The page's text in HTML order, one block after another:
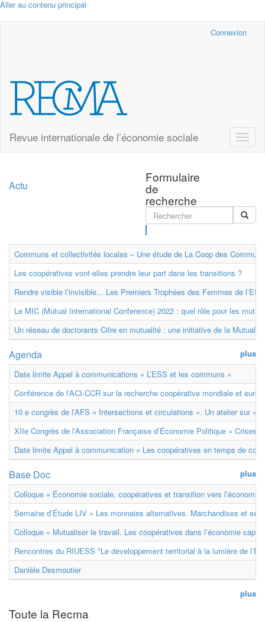
Aller au contenu principal
Connexion
Revue internationale de l’économie sociale
Toggle
Formulaire
de
recherche
Actu
Communs et collectivités locales – Une étude de La Coop des
Les coopératives vont-elles prendre leur part dans les transitions ?
Rendre visible l’invisible... Les Premiers Trophées des Femmes de
Le MIC (Mutual International Conference) 2022 : quel rôle pour les
Un réseau de doctorants Cifre en mutualité : une initiative de la
plus
Agenda
Date limite Appel à communications « L’ESS et les communs »
Conférence de l’ACI-CCR sur la recherche coopérative mondiale et
10 e congrès de l’AFS « Intersections et circulations ». Un atelier sur «
XIIe Congrès de l’Association Française d’Économie Politique « Crises
Date limite Appel à communication « Les coopératives en temps de
plus
Base Doc
Colloque « Économie sociale, coopératives et transition vers
Semaine d’Étude LIV « Les monnaies alternatives. Marchandises et
Colloque « Mutualiser le travail. Les coopératives dans l’économie
Rencontres du RIUESS "Le développement territorial à la lumière de
Danièle Desmoutier
plus
Toute la Recma